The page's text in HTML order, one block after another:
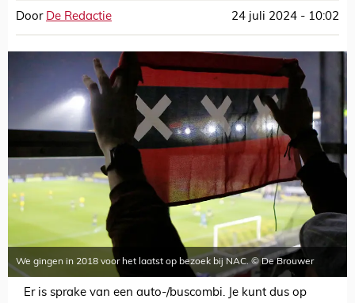
Door De Redactie 24 juli 2024 - 10:02
We gingen in 2018 voor het laatst op bezoek bij NAC. © De Brouwer
Er is sprake van een auto-/buscombi. Je kunt dus op